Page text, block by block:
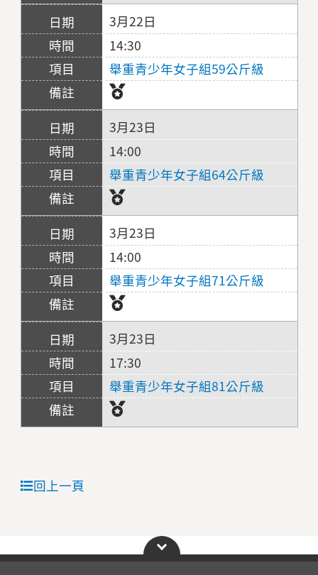
3月22日
14:30
舉重青少年女子組59公斤級
3月23日
14:00
舉重青少年女子組64公斤級
3月23日
14:00
舉重青少年女子組71公斤級
3月23日
17:30
舉重青少年女子組81公斤級
回上一頁